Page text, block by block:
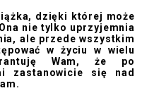
dzięki której może
nie tylko uprzyjemnia
ale przede wszystkim
w życiu w wielu
Wam, że po
zastanowicie się nad